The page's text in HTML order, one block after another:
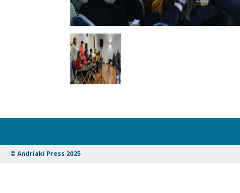
© Andriaki Press 2025